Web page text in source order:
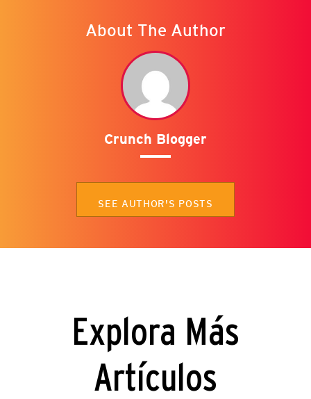
About The Author
Crunch Blogger
SEE AUTHOR'S POSTS
Explora Más
Artículos